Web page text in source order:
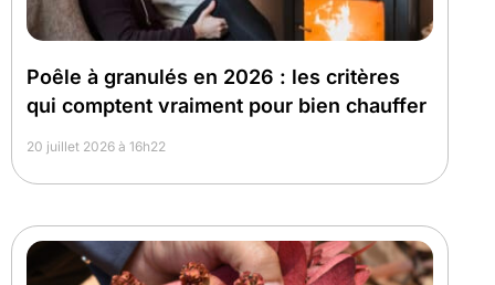
Poêle à granulés en 2026 : les critères
qui comptent vraiment pour bien chauffer
20 juillet 2026 à 16h22